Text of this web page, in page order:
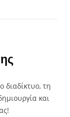
διαδίκτυο, τη
και